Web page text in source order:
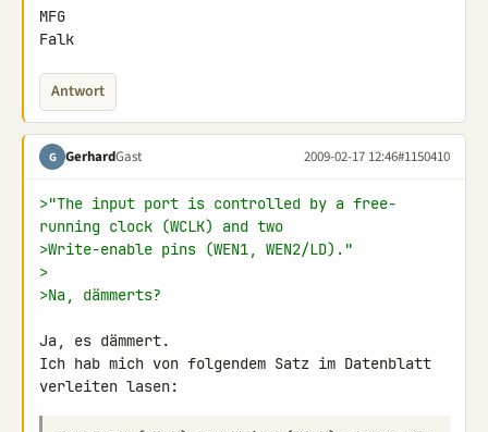
MFG
Falk
Antwort
G GerhardGast 2009-02-17 12:46#1150410
>"The input port is controlled by a free-
running clock (WCLK) and two
>Write-enable pins (WEN1, WEN2/LD)."
>
>Na, dämmerts?
Ja, es dämmert.
Ich hab mich von folgendem Satz im Datenblatt